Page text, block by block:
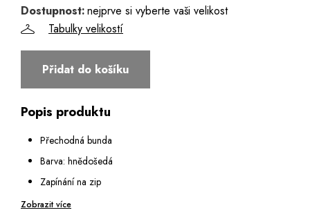
60 - Poslední kus
Dostupnost:nejprve si vyberte vaši velikost
Tabulky velikostí
Přidat do košíku
Popis produktu
Přechodná bunda
Barva: hnědošedá
Zapínání na zip
Dvě boční kapsy na zip
Zobrazit více